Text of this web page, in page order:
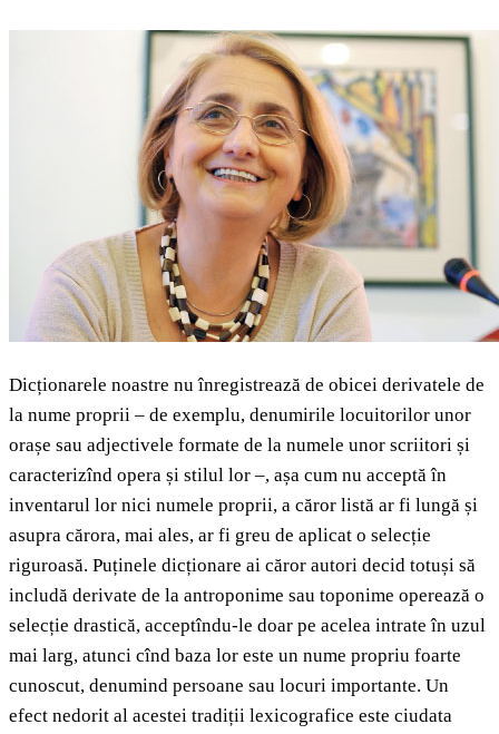
Dicționarele noastre nu înregistrează de obicei derivatele de
la nume proprii – de exemplu, denumirile locuitorilor unor
orașe sau adjectivele formate de la numele unor scriitori și
caracterizînd opera și stilul lor –, așa cum nu acceptă în
inventarul lor nici numele proprii, a căror listă ar fi lungă și
asupra cărora, mai ales, ar fi greu de aplicat o selecție
riguroasă. Puținele dicționare ai căror autori decid totuși să
includă derivate de la antroponime sau toponime operează o
selecție drastică, acceptîndu-le doar pe acelea intrate în uzul
mai larg, atunci cînd baza lor este un nume propriu foarte
cunoscut, denumind persoane sau locuri importante. Un
efect nedorit al acestei tradiții lexicografice este ciudata